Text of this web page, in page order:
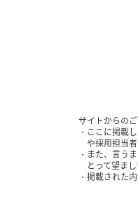
サイトからの
ここに掲載
や採用担当
また、言う
とって望ま
掲載された